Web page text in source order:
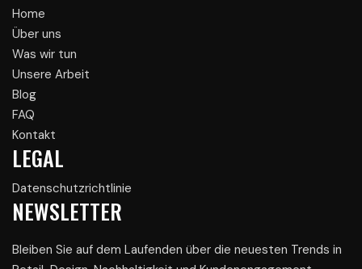
NEWSLETTER
Bleiben Sie auf dem Laufenden über die neuesten Trends in
Home
Über uns
Was wir tun
Unsere Arbeit
Blog
FAQ
Kontakt
LEGAL
Datenschutzrichtlinie